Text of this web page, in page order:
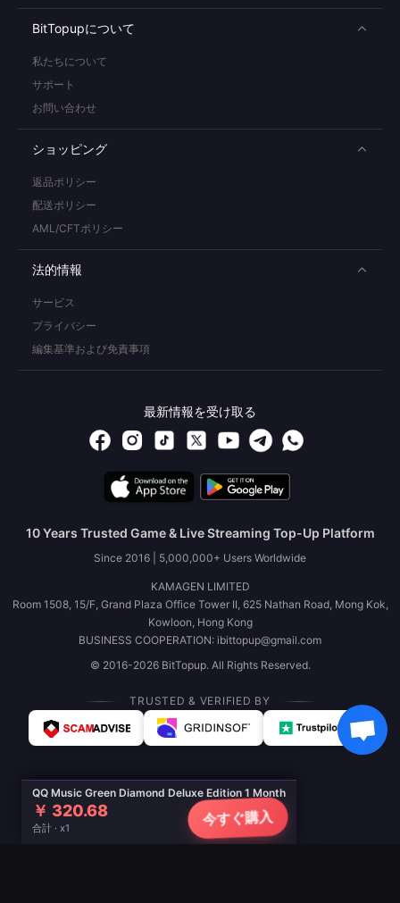
QQ Music Green Diamond Deluxe Edition 1 Month
￥ 320.68
合計 · x1
今すぐ購入
BitTopupについて
私たちについて
サポート
お問い合わせ
ショッピング
返品ポリシー
配送ポリシー
AML/CFTポリシー
法的情報
サービス
プライバシー
編集基準および免責事項
最新情報を受け取る
10 Years Trusted Game & Live Streaming Top-Up Platform
Since 2016 | 5,000,000+ Users Worldwide
KAMAGEN LIMITED
Room 1508, 15/F, Grand Plaza Office Tower II, 625 Nathan Road, Mong Kok,
Kowloon, Hong Kong
BUSINESS COOPERATION: ibittopup@gmail.com
© 2016-2026 BitTopup. All Rights Reserved.
TRUSTED & VERIFIED BY